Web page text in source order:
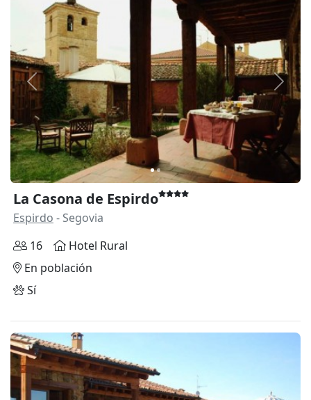
Anterior
La Casona de Espirdo
Espirdo - Segovia
16
Hotel Rural
En población
Sí